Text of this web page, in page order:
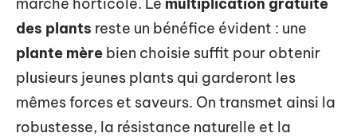
des plants reste un bénéfice évident : une
plante mère bien choisie suffit pour obtenir
plusieurs jeunes plants qui garderont les
mêmes forces et saveurs. On transmet ainsi la
robustesse, la résistance naturelle et la